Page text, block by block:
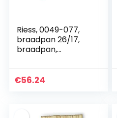
Riess, 0049-077,
braadpan 26/17,
braadpan,
ROOD, 26 x 17 cm,
€56.24